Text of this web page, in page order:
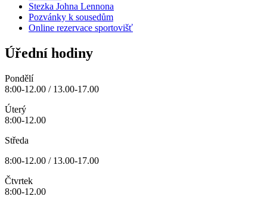
Stezka Johna Lennona
Pozvánky k sousedům
Online rezervace sportovišť
Úřední hodiny
Pondělí
8:00-12.00 / 13.00-17.00
Úterý
8:00-12.00
Středa
8:00-12.00 / 13.00-17.00
Čtvrtek
8:00-12.00